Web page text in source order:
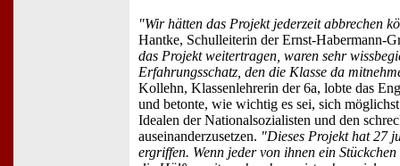
"Wir hätten das Projekt jederzeit abbrechen
Hantke, Schulleiterin der Ernst-Habermann-
das Projekt weitertragen, waren sehr
Erfahrungsschatz, den die Klasse da
Kollehn, Klassenlehrerin der 6a, lobte das
und betonte, wie wichtig es sei, sich
Idealen der Nationalsozialisten und den
auseinanderzusetzen. "Dieses Projekt hat 27
ergriffen. Wenn jeder von ihnen ein